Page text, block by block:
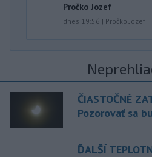
Pročko Jozef
dnes 19:56 | Pročko Jozef
ČIASTOČNÉ
Pozorovať sa
ĎALŠÍ